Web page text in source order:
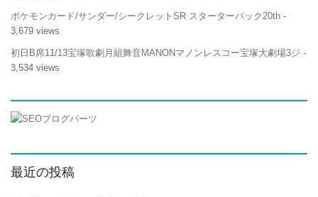
ポケモンカード/サンダー/シークレットSR スターターパック20th -
3,679 views
初日B席11/13宝塚歌劇月組舞音MANONマノンレスコー宝塚大劇場3ジ -
3,534 views
最近の投稿